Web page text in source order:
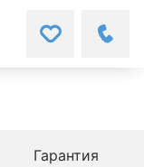
Гарантия